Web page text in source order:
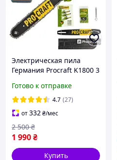
Электрическая пила
Германия Procraft K1800 3
Готово к отправке
4.7 (27)
от332₴/мес
1 990₴
2 500 ₴
Купить